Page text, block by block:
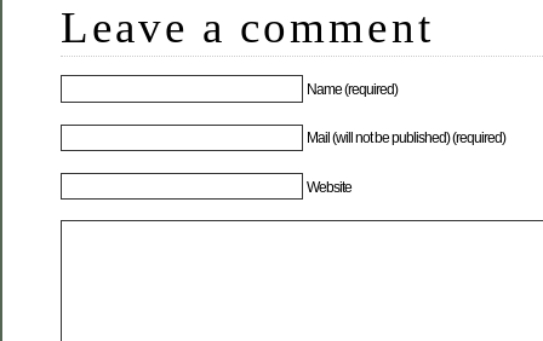
Leave a comment
Name (required)
Mail (will not be published) (required)
Website